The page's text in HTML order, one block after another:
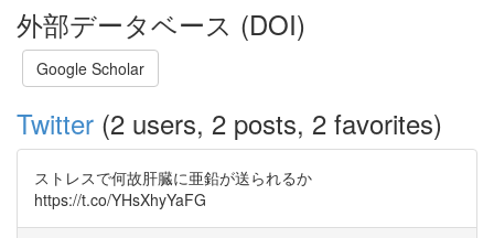
外部データベース (DOI)
Google Scholar
Twitter (2 users, 2 posts, 2 favorites)
ストレスで何故肝臓に亜鉛が送られるか
https://t.co/YHsXhyYaFG